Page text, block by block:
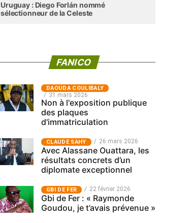
Uruguay : Diego Forlán nommé
sélectionneur de la Celeste
FANICO
‎DAOUDA COULIBALY
31 mars 2026
Non à l'exposition publique
des plaques
d'immatriculation
CLAUDE SAHY 26 mars 2026
Avec Alassane Ouattara, les
résultats concrets d’un
diplomate exceptionnel
GBI DE FER 22 février 2026
Gbi de Fer : « Raymonde
Goudou, je t’avais prévenue »